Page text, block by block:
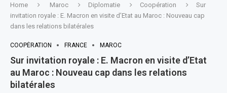
Home Maroc Diplomatie Coopération
Sur
invitation royale : E. Macron en visite d’Etat au Maroc : Nouveau cap
dans les relations bilatérales
COOPÉRATION FRANCE MAROC
Sur invitation royale : E. Macron en visite d’Etat
au Maroc : Nouveau cap dans les relations
bilatérales